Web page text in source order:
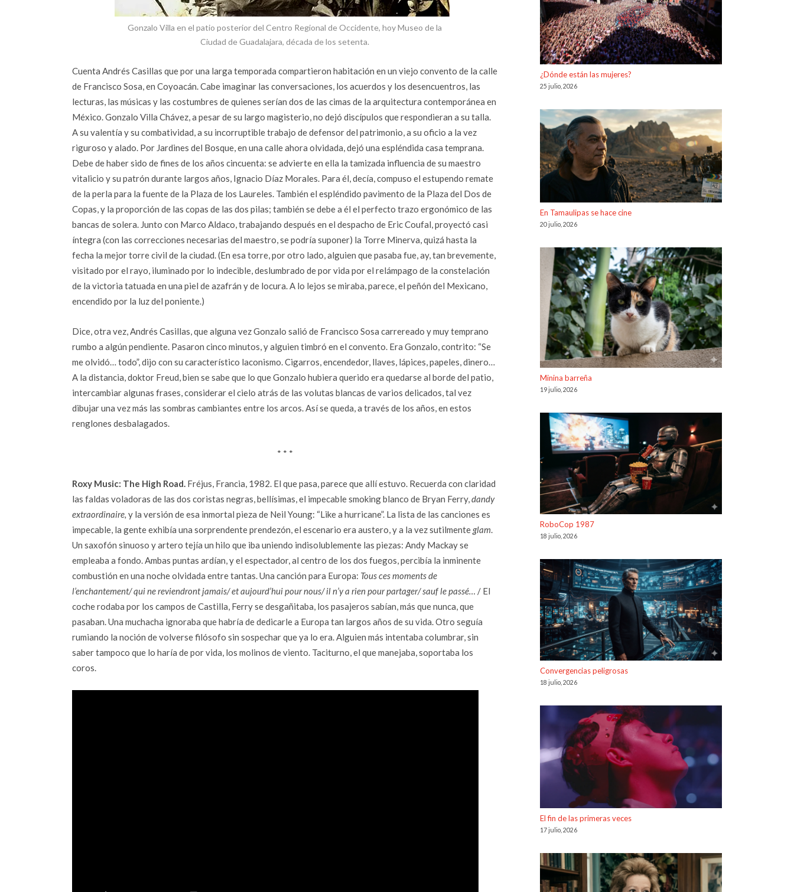
Gonzalo Villa en el patio posterior del Centro Regional de Occidente, hoy Museo de la
Ciudad de Guadalajara, década de los setenta.
Cuenta Andrés Casillas que por una larga temporada compartieron habitación en un viejo convento de la calle
de Francisco Sosa, en Coyoacán. Cabe imaginar las conversaciones, los acuerdos y los desencuentros, las
lecturas, las músicas y las costumbres de quienes serían dos de las cimas de la arquitectura contemporánea en
México. Gonzalo Villa Chávez, a pesar de su largo magisterio, no dejó discípulos que respondieran a su talla.
A su valentía y su combatividad, a su incorruptible trabajo de defensor del patrimonio, a su oficio a la vez
riguroso y alado. Por Jardines del Bosque, en una calle ahora olvidada, dejó una espléndida casa temprana.
Debe de haber sido de fines de los años cincuenta: se advierte en ella la tamizada influencia de su maestro
vitalicio y su patrón durante largos años, Ignacio Díaz Morales. Para él, decía, compuso el estupendo remate
de la perla para la fuente de la Plaza de los Laureles. También el espléndido pavimento de la Plaza del Dos de
Copas, y la proporción de las copas de las dos pilas; también se debe a él el perfecto trazo ergonómico de las
bancas de solera. Junto con Marco Aldaco, trabajando después en el despacho de Eric Coufal, proyectó casi
íntegra (con las correcciones necesarias del maestro, se podría suponer) la Torre Minerva, quizá hasta la
fecha la mejor torre civil de la ciudad. (En esa torre, por otro lado, alguien que pasaba fue, ay, tan brevemente,
visitado por el rayo, iluminado por lo indecible, deslumbrado de por vida por el relámpago de la constelación
de la victoria tatuada en una piel de azafrán y de locura. A lo lejos se miraba, parece, el peñón del Mexicano,
encendido por la luz del poniente.)
Dice, otra vez, Andrés Casillas, que alguna vez Gonzalo salió de Francisco Sosa carrereado y muy temprano
rumbo a algún pendiente. Pasaron cinco minutos, y alguien timbró en el convento. Era Gonzalo, contrito: “Se
me olvidó… todo”, dijo con su característico laconismo. Cigarros, encendedor, llaves, lápices, papeles, dinero…
A la distancia, doktor Freud, bien se sabe que lo que Gonzalo hubiera querido era quedarse al borde del patio,
intercambiar algunas frases, considerar el cielo atrás de las volutas blancas de varios delicados, tal vez
dibujar una vez más las sombras cambiantes entre los arcos. Así se queda, a través de los años, en estos
renglones desbalagados.
* * *
Roxy Music: The High Road. Fréjus, Francia, 1982. El que pasa, parece que allí estuvo. Recuerda con claridad
las faldas voladoras de las dos coristas negras, bellísimas, el impecable smoking blanco de Bryan Ferry,dandy
extraordinaire, y la versión de esa inmortal pieza de Neil Young: “Like a hurricane”. La lista de las canciones es
impecable, la gente exhibía una sorprendente prendezón, el escenario era austero, y a la vez sutilmenteglam.
Un saxofón sinuoso y artero tejía un hilo que iba uniendo indisolublemente las piezas: Andy Mackay se
empleaba a fondo. Ambas puntas ardían, y el espectador, al centro de los dos fuegos, percibía la inminente
combustión en una noche olvidada entre tantas. Una canción para Europa: Tous ces moments de
l’enchantement/ qui ne reviendront jamais/ et aujourd’hui pour nous/ il n’y a rien pour partager/ sauf le passé… / El
coche rodaba por los campos de Castilla, Ferry se desgañitaba, los pasajeros sabían, más que nunca, que
pasaban. Una muchacha ignoraba que habría de dedicarle a Europa tan largos años de su vida. Otro seguía
rumiando la noción de volverse filósofo sin sospechar que ya lo era. Alguien más intentaba columbrar, sin
saber tampoco que lo haría de por vida, los molinos de viento. Taciturno, el que manejaba, soportaba los
coros.
¿Dónde están las mujeres?
25 julio, 2026
En Tamaulipas se hace cine
20 julio, 2026
Minina barreña
19 julio, 2026
RoboCop 1987
18 julio, 2026
Convergencias peligrosas
18 julio, 2026
El fin de las primeras veces
17 julio, 2026